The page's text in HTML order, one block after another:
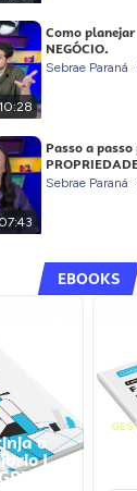
10:28
Como planejar
NEGÓCIO.
Sebrae Paraná
07:43
Passo a
Sebrae Paraná
EBOOKS
o
|